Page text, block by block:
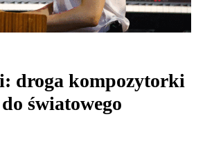
droga kompozytorki
światowego